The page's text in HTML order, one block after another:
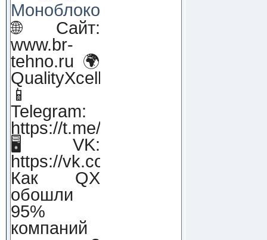
Моноблоков!
🌐 Сайт:
www.br-
tehno.ru 🌍
QualityXcellence.ru
📱
Telegram:
https://t.me/qx_lab_IT
🖥 VK:
https://vk.com/qualityxcellenc
Как QX
обошли
95%
компаний